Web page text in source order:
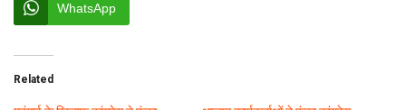
WhatsApp
Related